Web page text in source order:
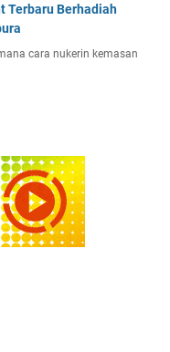
Terbaru Berhadiah
cara nukerin kemasan